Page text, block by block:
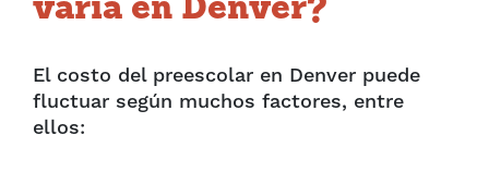
varía en Denver?
El costo del preescolar en Denver puede
fluctuar según muchos factores, entre
ellos: